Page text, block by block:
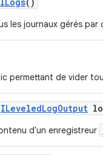
les journaux gérés par
permettant de vider
ILeveledLogOutput
d'un enregistreur